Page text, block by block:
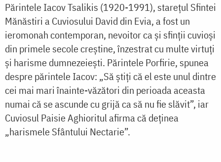
Părintele Iacov Tsalikis (1920-1991), starețul Sfintei
Mănăstiri a Cuviosului David din Evia, a fost un
ieromonah contemporan, nevoitor ca și sfinții cuvioși
din primele secole creștine, înzestrat cu multe virtuți
și harisme dumnezeiești. Părintele Porfirie, spunea
despre părintele Iacov: „Să știți că el este unul dintre
cei mai mari înainte-văzători din perioada aceasta
numai că se ascunde cu grijă ca să nu fie slăvit”, iar
Cuviosul Paisie Aghioritul afirma că deținea
„harismele Sfântului Nectarie”.